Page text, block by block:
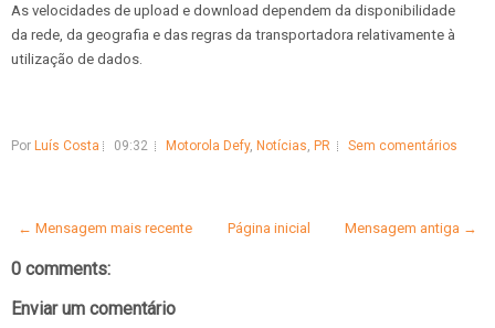
As velocidades de upload e download dependem da disponibilidade
da rede, da geografia e das regras da transportadora relativamente à
utilização de dados.
Por Luís Costa 09:32 Motorola Defy, Notícias, PR Sem comentários
← Mensagem mais recente Mensagem antiga →
Página inicial
0 comments:
Enviar um comentário